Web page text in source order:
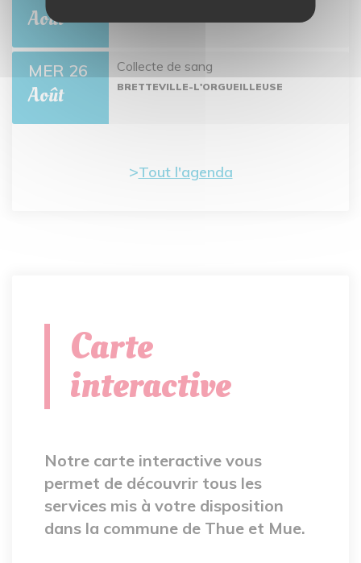
Août
MER 26
Août
Collecte de sang
BRETTEVILLE-L'ORGUEILLEUSE
Tout l'agenda
Carte
interactive
Notre carte interactive vous
permet de découvrir tous les
services mis à votre disposition
dans la commune de Thue et Mue.